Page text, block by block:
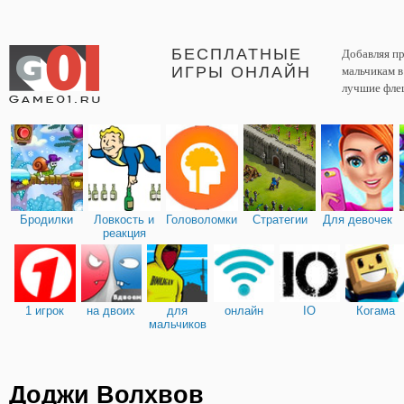
БЕСПЛАТНЫЕ
ИГРЫ ОНЛАЙН
Добавляя
мальчикам
лучшие
Бродилки
Ловкость и
реакция
Головоломки Стратегии Для девочек
1 игрок на двоих
для
мальчиков
онлайн IO Когама
Доджи Волхвов